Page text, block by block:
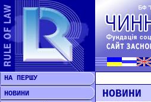
НА ПЕРШУ
НОВИНИ
НОВИНИ